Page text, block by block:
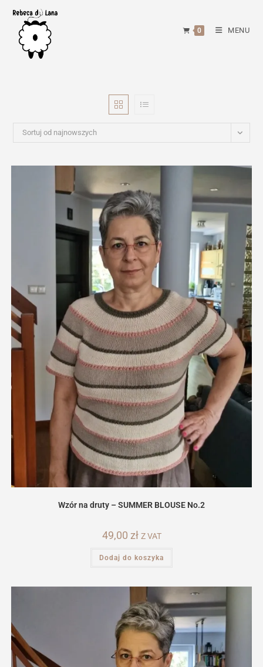
content
0 MENU
Sortuj od najnowszych
Wzór na druty – SUMMER BLOUSE No.2
49,00 zł Z VAT
Dodaj do koszyka